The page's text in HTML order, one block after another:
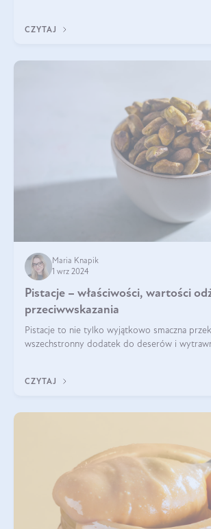
CZYTAJ
Maria Knapik
1 wrz 2024
Pistacje – właściwości, wartości
przeciwwskazania
Pistacje to nie tylko wyjątkowo smaczna
wszechstronny dodatek do deserów i
CZYTAJ